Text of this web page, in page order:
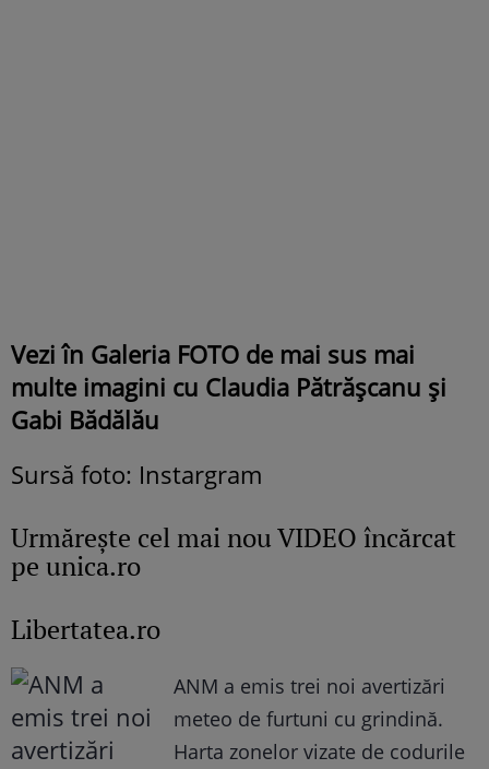
Vezi în Galeria FOTO de mai sus mai
multe imagini cu Claudia Pătrășcanu și
Gabi Bădălău
Sursă foto: Instargram
Urmăreşte cel mai nou VIDEO încărcat
pe unica.ro
Libertatea.ro
ANM a emis trei noi avertizări
meteo de furtuni cu grindină.
Harta zonelor vizate de codurile